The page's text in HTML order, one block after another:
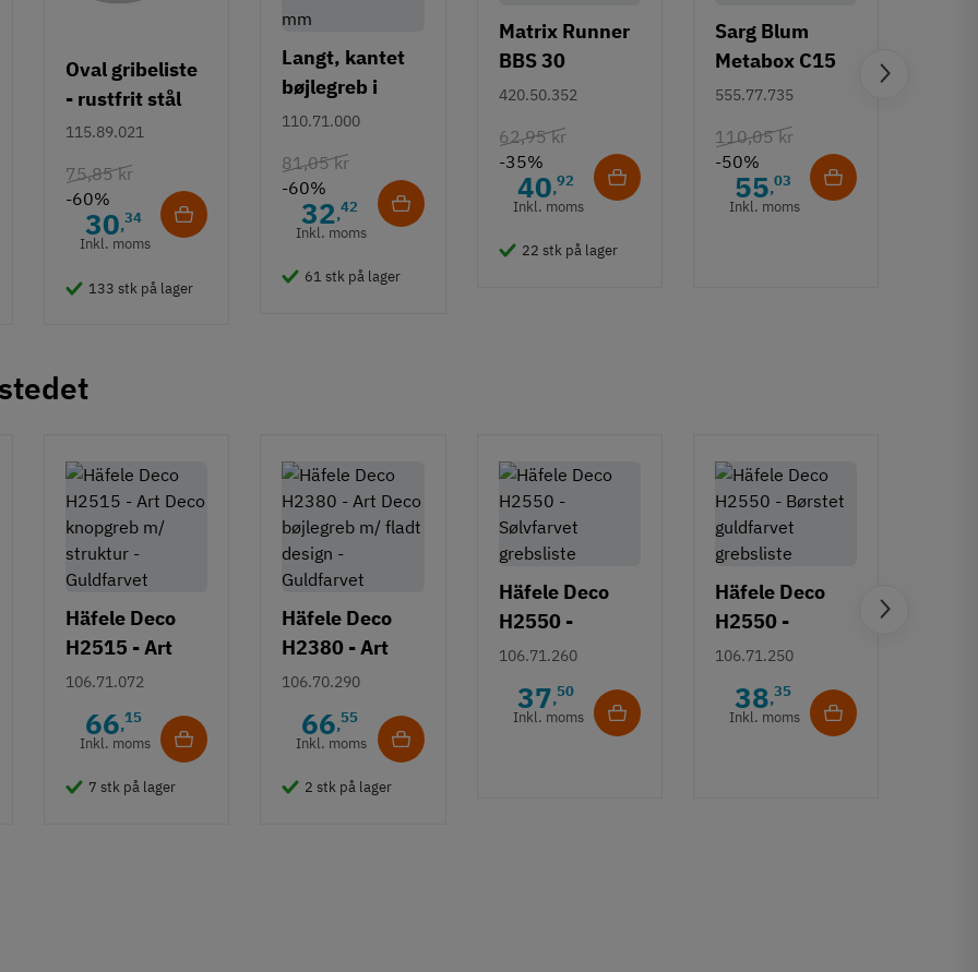
Oval gribeliste
- rustfrit stål
115.89.021
75,85 kr
-60%
30,34
Inkl. moms
133 stk på lager
Langt, kantet
bøjlegreb i
rustfrit stål m/
- 490 mm
110.71.000
81,05 kr
-60%
32,42
Inkl. moms
61 stk på lager
Matrix Runner
BBS 30
kugleudtræk -
420.50.352
62,95 kr
-35%
40,92
Inkl. moms
22 stk på lager
Sarg Blum
Metabox C15
320 M - højde
555.77.735
110,05 kr
-50%
55,03
Inkl. moms
Häfele Deco
H2515 - Art
Deco knopgreb
m/ struktur -
Guldfarvet
106.71.072
66,15
Inkl. moms
7 stk på lager
Häfele Deco
H2380 - Art
Deco bøjlegreb
m/ fladt design
- Guldfarvet
106.70.290
66,55
Inkl. moms
2 stk på lager
Häfele Deco
H2550 -
Sølvfarvet
grebsliste
106.71.260
37,50
Inkl. moms
Häfele Deco
H2550 -
Børstet
guldfarvet
grebsliste
106.71.250
38,35
Inkl. moms